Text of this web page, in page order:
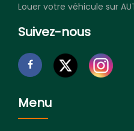
Louer votre véhicule sur
Suivez-nous
Menu